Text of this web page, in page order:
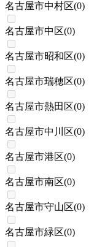
名古屋市中村区(0)
名古屋市中区(0)
名古屋市昭和区(0)
名古屋市瑞穂区(0)
名古屋市熱田区(0)
名古屋市中川区(0)
名古屋市港区(0)
名古屋市南区(0)
名古屋市守山区(0)
名古屋市緑区(0)